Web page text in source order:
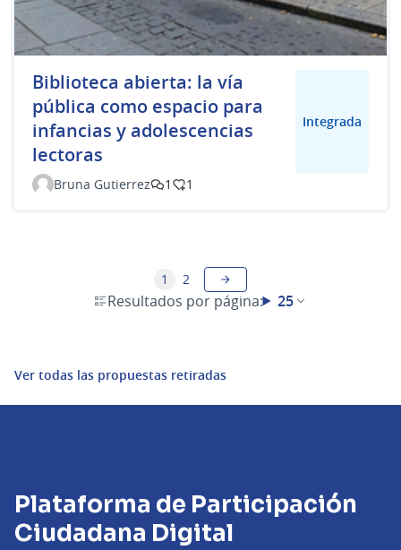
Biblioteca abierta: la vía
pública como espacio para
infancias y adolescencias
lectoras
Integrada
Bruna Gutierrez 1 1
Resultados por página: 25
1 2
Ver todas las propuestas retiradas
Plataforma de Participación
Ciudadana Digital